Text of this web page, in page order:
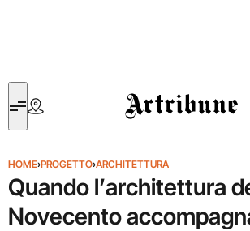
Artribune
HOME›PROGETTO›ARCHITETTURA
Quando l’architettura
Novecento